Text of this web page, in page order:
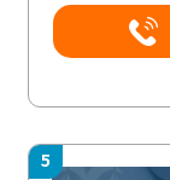
5